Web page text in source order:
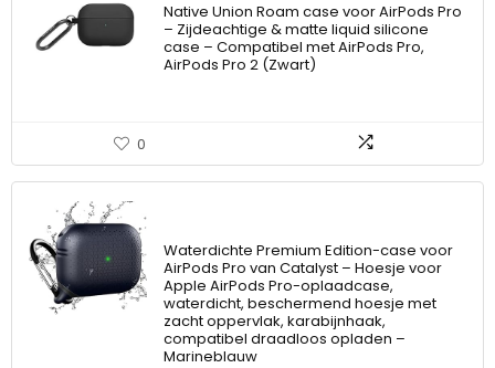
Native Union Roam case voor AirPods Pro
– Zijdeachtige & matte liquid silicone
case – Compatibel met AirPods Pro,
AirPods Pro 2 (Zwart)
0
Waterdichte Premium Edition-case voor
AirPods Pro van Catalyst – Hoesje voor
Apple AirPods Pro-oplaadcase,
waterdicht, beschermend hoesje met
zacht oppervlak, karabijnhaak,
compatibel draadloos opladen –
Marineblauw